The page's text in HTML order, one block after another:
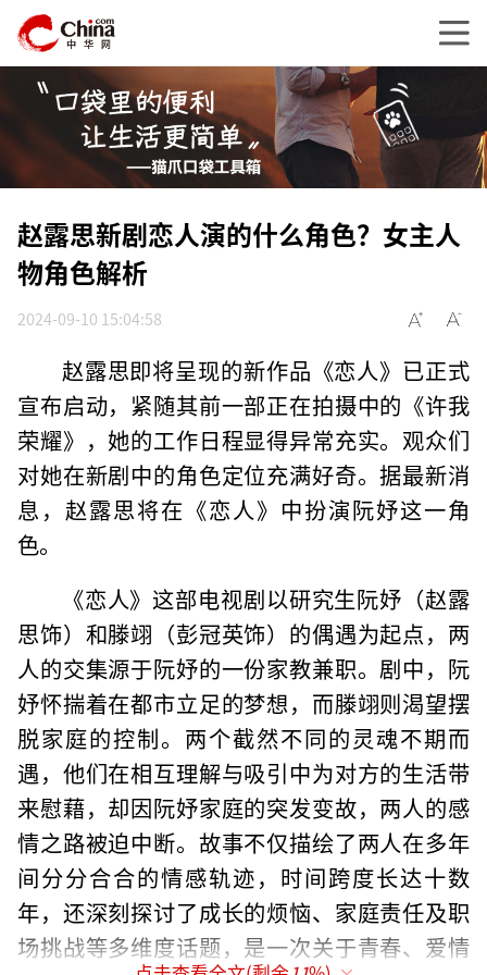
赵露思新剧恋人演的什么角色？女主人
物角色解析
2024-09-10 15:04:58
赵露思即将呈现的新作品《恋人》已正式
宣布启动，紧随其前一部正在拍摄中的《许我
荣耀》，她的工作日程显得异常充实。观众们
对她在新剧中的角色定位充满好奇。据最新消
息，赵露思将在《恋人》中扮演阮妤这一角
色。
《恋人》这部电视剧以研究生阮妤（赵露
思饰）和滕翊（彭冠英饰）的偶遇为起点，两
人的交集源于阮妤的一份家教兼职。剧中，阮
妤怀揣着在都市立足的梦想，而滕翊则渴望摆
脱家庭的控制。两个截然不同的灵魂不期而
遇，他们在相互理解与吸引中为对方的生活带
来慰藉，却因阮妤家庭的突发变故，两人的感
情之路被迫中断。故事不仅描绘了两人在多年
间分分合合的情感轨迹，时间跨度长达十数
年，还深刻探讨了成长的烦恼、家庭责任及职
场挑战等多维度话题，是一次关于青春、爱情